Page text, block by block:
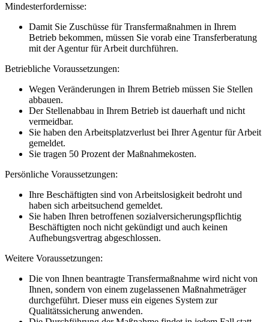
Mindesterfordernisse:
Damit Sie Zuschüsse für Transfermaßnahmen in Ihrem
Betrieb bekommen, müssen Sie vorab eine Transferberatung
mit der Agentur für Arbeit durchführen.
Betriebliche Voraussetzungen:
Wegen Veränderungen in Ihrem Betrieb müssen Sie Stellen
abbauen.
Der Stellenabbau in Ihrem Betrieb ist dauerhaft und nicht
vermeidbar.
Sie haben den Arbeitsplatzverlust bei Ihrer Agentur für Arbeit
gemeldet.
Sie tragen 50 Prozent der Maßnahmekosten.
Persönliche Voraussetzungen:
Ihre Beschäftigten sind von Arbeitslosigkeit bedroht und
haben sich arbeitsuchend gemeldet.
Sie haben Ihren betroffenen sozialversicherungspflichtig
Beschäftigten noch nicht gekündigt und auch keinen
Aufhebungsvertrag abgeschlossen.
Weitere Voraussetzungen:
Die von Ihnen beantragte Transfermaßnahme wird nicht von
Ihnen, sondern von einem zugelassenen Maßnahmeträger
durchgeführt. Dieser muss ein eigenes System zur
Qualitätssicherung anwenden.